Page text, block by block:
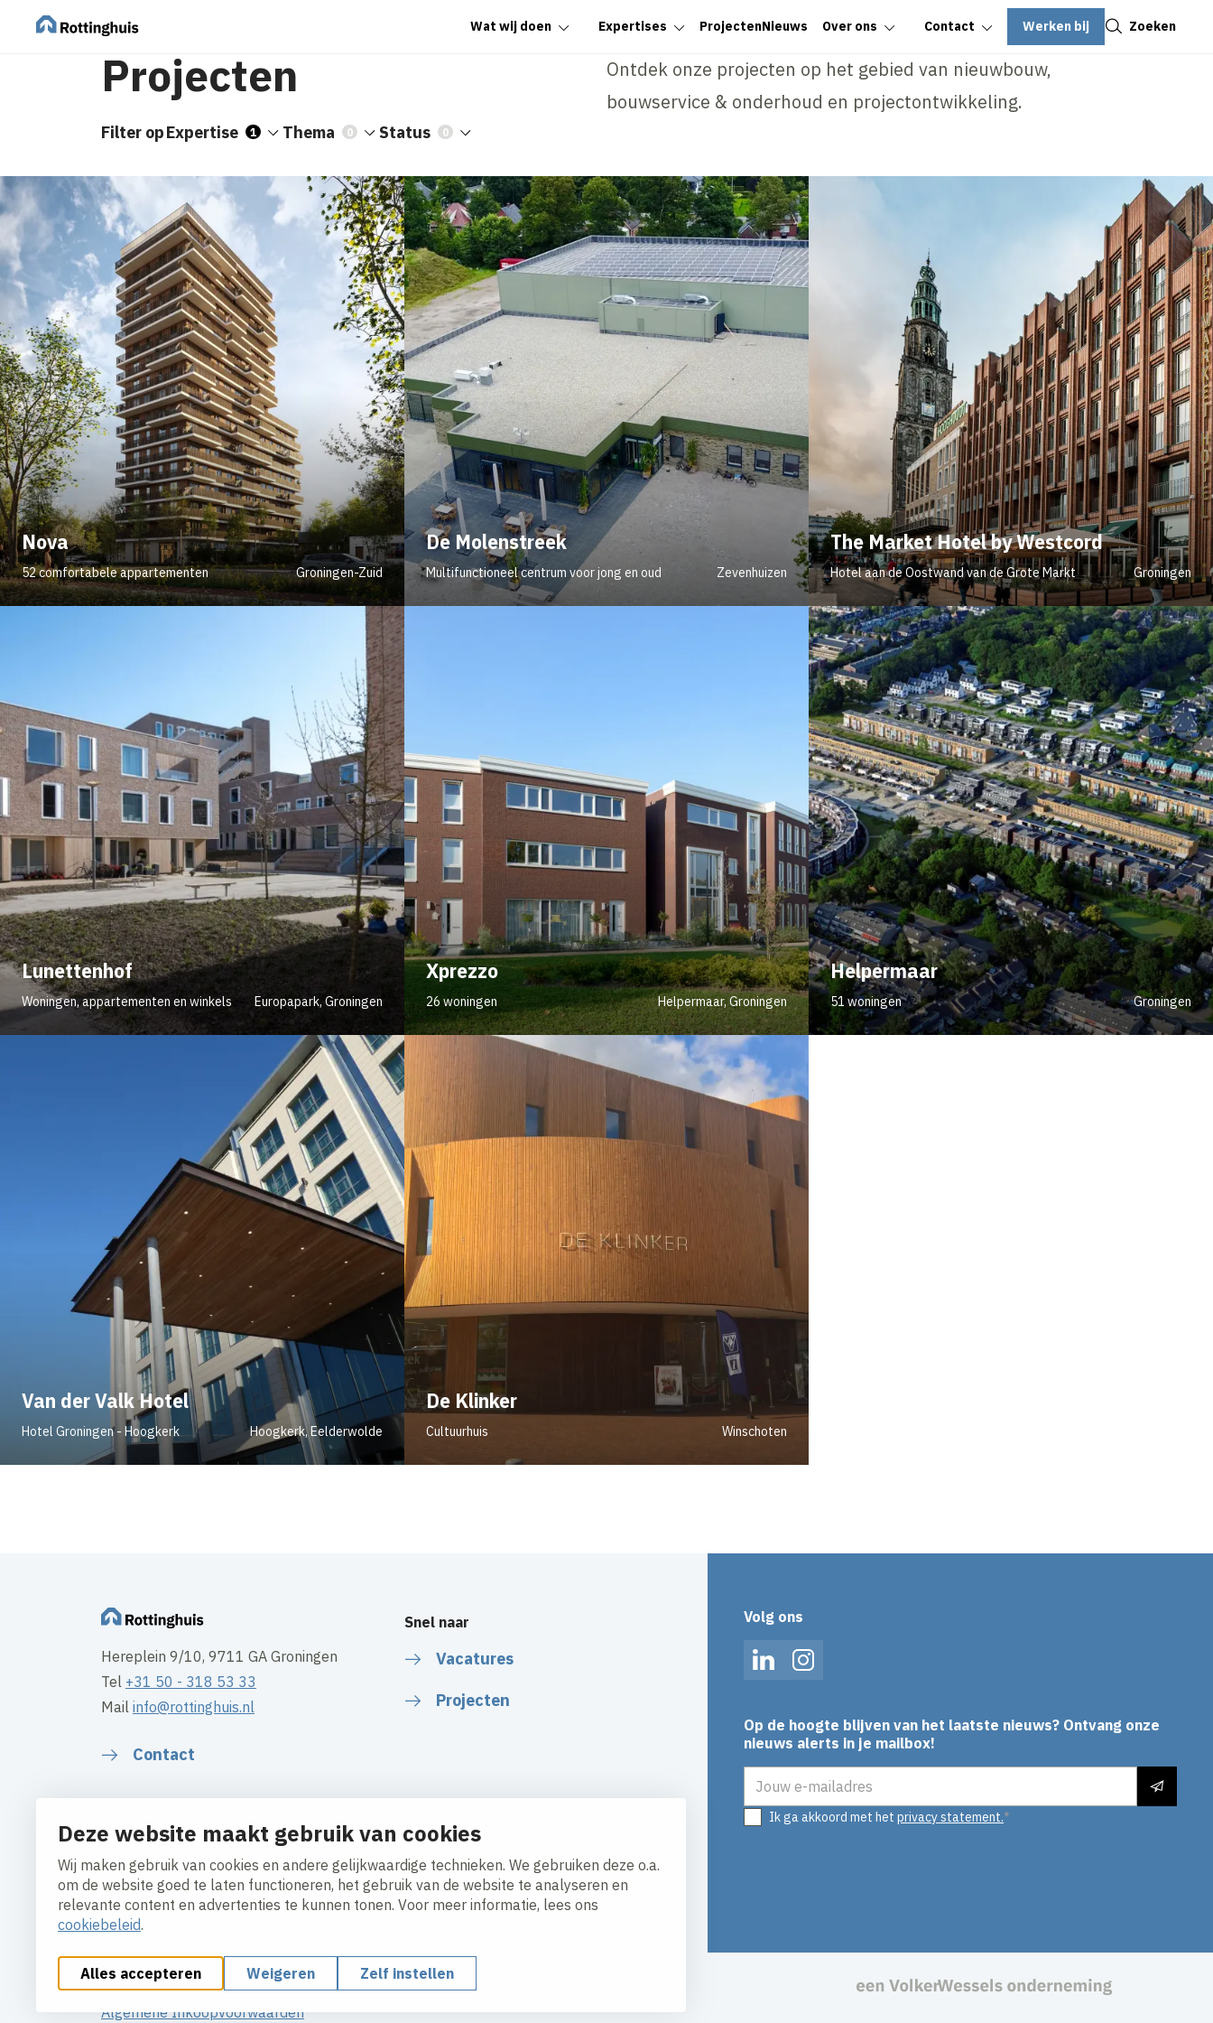
Deze website maakt gebruik van cookies
Wij maken gebruik van cookies en andere gelijkwaardige technieken. We gebruiken deze o.a.
om de website goed te laten functioneren, het gebruik van de website te analyseren en
relevante content en advertenties te kunnen tonen. Voor meer informatie, lees ons
cookiebeleid.
Alles accepteren Weigeren Zelf instellen
Wat wij doen Expertises ProjectenNieuws Over ons Contact Werken bij Zoeken
Projecten
Ontdek onze projecten op het gebied van nieuwbouw,
bouwservice & onderhoud en projectontwikkeling.
Filter opExpertise 1 Thema 0 Status 0
Nova
52 comfortabele appartementen Groningen-Zuid
De Molenstreek
Multifunctioneel centrum voor jong en oud Zevenhuizen
The Market Hotel by Westcord
Hotel aan de Oostwand van de Grote Markt Groningen
Lunettenhof
Woningen, appartementen en winkels Europapark, Groningen
Xprezzo
26 woningen Helpermaar, Groningen
Helpermaar
51 woningen Groningen
Van der Valk Hotel
Hotel Groningen - Hoogkerk Hoogkerk, Eelderwolde
De Klinker
Cultuurhuis Winschoten
Hereplein 9/10, 9711 GA Groningen
Tel +31 50 - 318 53 33
Mail info@rottinghuis.nl
Contact
Snel naar
Vacatures
Projecten
Volg ons
LinkedInInstagram
Op de hoogte blijven van het laatste nieuws? Ontvang onze
nieuws alerts in je mailbox!
Ik ga akkoord met het privacy statement.
Cookies aanpassenCookie beleidPrivacy policyResponsible disclosure
Algemene Inkoopvoorwaarden
Sluiten